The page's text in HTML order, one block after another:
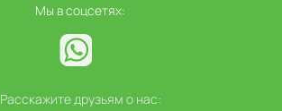
Мы в соцсетях:
Расскажите друзьям о нас: